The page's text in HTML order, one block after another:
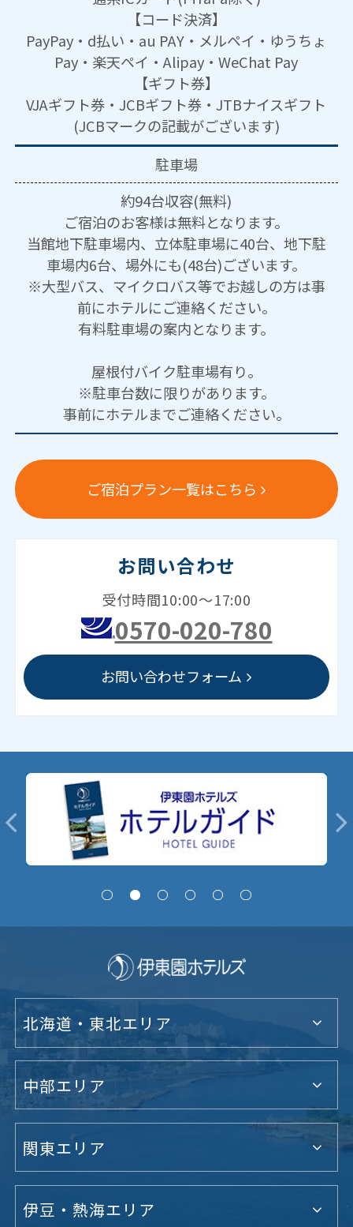
【コード決済】
PayPay・d払い・au PAY・メルペイ・ゆうちょ
Pay・楽天ペイ・Alipay・WeChat Pay
【ギフト券】
VJAギフト券・JCBギフト券・JTBナイスギフト
(JCBマークの記載がございます)
駐車場
約94台収容(無料)
ご宿泊のお客様は無料となります。
当館地下駐車場内、立体駐車場に40台、地下駐
車場内6台、場外にも(48台)ございます。
※大型バス、マイクロバス等でお越しの方は事
前にホテルにご連絡ください。
有料駐車場の案内となります。
屋根付バイク駐車場有り。
※駐車台数に限りがあります。
事前にホテルまでご連絡ください。
ご宿泊プラン一覧はこちら
お問い合わせ
受付時間10:00～17:00
0570-020-780
お問い合わせフォーム
北海道・東北エリア
中部エリア
関東エリア
伊豆・熱海エリア